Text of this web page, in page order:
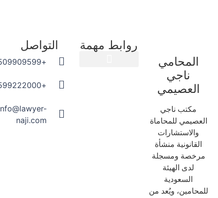
المحامي
ناجي
العصيمي
مكتب ناجي
للمحاماة
والاستشارات
منشأة
ومسجلة
لدى الهيئة
السعودية
ويُعد من
روابط مهمة التواصل
info@lawyer-
naji.com